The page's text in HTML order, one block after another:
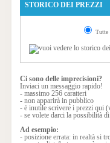
STORICO DEI PREZZI
Tutte
Ci sono delle imprecisioni?
Inviaci un messaggio rapido!
- massimo 256 caratteri
- non apparirà in pubblico
- è inutile scrivere i prezzi qui
- se volete darci la possibilità
Ad esempio:
- posizione errata: in realtà si